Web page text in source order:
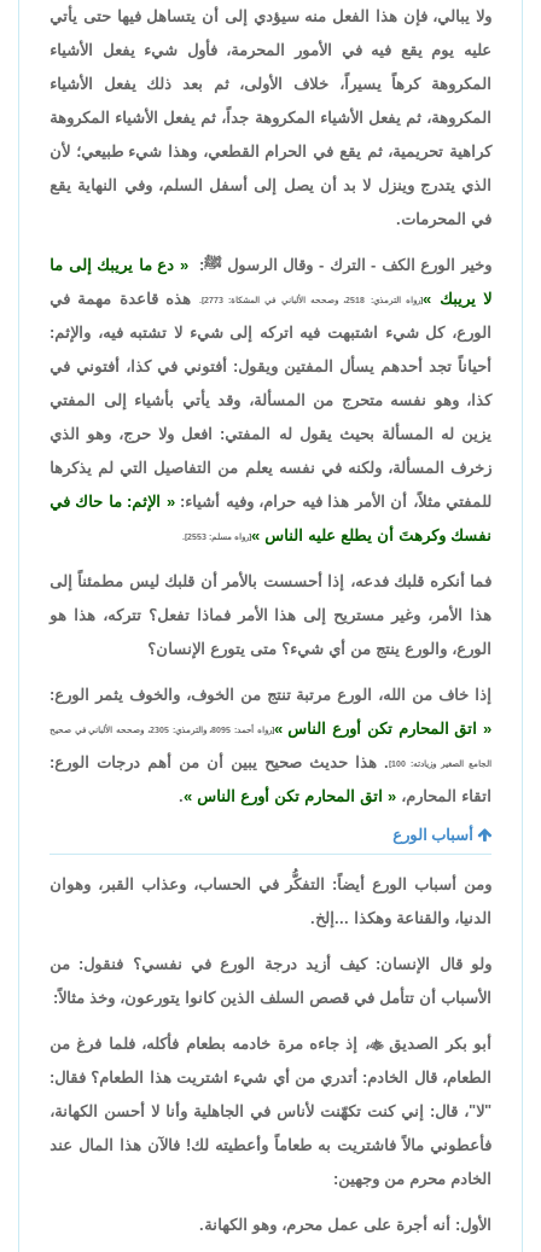
ولا يبالي، فإن هذا الفعل منه سيؤدي إلى أن يتساهل فيها حتى يأتي
عليه يوم يقع فيه في الأمور المحرمة، فأول شيء يفعل الأشياء
المكروهة كرهاً يسيراً، خلاف الأولى، ثم بعد ذلك يفعل الأشياء
المكروهة، ثم يفعل الأشياء المكروهة جداً، ثم يفعل الأشياء المكروهة
كراهية تحريمية، ثم يقع في الحرام القطعي، وهذا شيء طبيعي؛ لأن
الذي يتدرج وينزل لا بد أن يصل إلى أسفل السلم، وفي النهاية يقع
في المحرمات.
وخير الورع الكف - الترك - وقال الرسول ﷺ:
دع ما يريبك إلى ما
لا يريبك
[رواه الترمذي: 2518، وصححه الألباني في المشكاة: 2773].
هذه قاعدة مهمة في
الورع، كل شيء اشتبهت فيه اتركه إلى شيء لا تشتبه فيه، والإثم:
أحياناً تجد أحدهم يسأل المفتين ويقول: أفتوني في كذا، أفتوني في
كذا، وهو نفسه متحرج من المسألة، وقد يأتي بأشياء إلى المفتي
يزين له المسألة بحيث يقول له المفتي: افعل ولا حرج، وهو الذي
زخرف المسألة، ولكنه في نفسه يعلم من التفاصيل التي لم يذكرها
للمفتي مثلاً، أن الأمر هذا فيه حرام، وفيه أشياء:
الإثم: ما حاك في
نفسك وكرهتَ أن يطلع عليه الناس
[رواه مسلم: 2553].
فما أنكره قلبك فدعه، إذا أحسست بالأمر أن قلبك ليس مطمئناً إلى
هذا الأمر، وغير مستريح إلى هذا الأمر فماذا تفعل؟ تتركه، هذا هو
الورع، والورع ينتج من أي شيء؟ متى يتورع الإنسان؟
إذا خاف من الله، الورع مرتبة تنتج من الخوف، والخوف يثمر الورع:
اتق المحارم تكن أورع الناس
[رواه أحمد: 8095، والترمذي: 2305، وصححه الألباني في صحيح
الجامع الصغير وزيادته: 100]
. هذا حديث صحيح يبين أن من أهم درجات الورع:
اتقاء المحارم،
اتق المحارم تكن أورع الناس .
أسباب الورع
ومن أسباب الورع أيضاً: التفكُّر في الحساب، وعذاب القبر، وهوان
الدنيا، والقناعة وهكذا ...إلخ.
ولو قال الإنسان: كيف أزيد درجة الورع في نفسي؟ فنقول: من
الأسباب أن تتأمل في قصص السلف الذين كانوا يتورعون، وخذ مثالاً:
أبو بكر الصديق، إذ جاءه مرة خادمه بطعام فأكله، فلما فرغ من
الطعام، قال الخادم: أتدري من أي شيء اشتريت هذا الطعام؟ فقال:
"لا"، قال: إني كنت تكهّنت لأناس في الجاهلية وأنا لا أحسن الكهانة،
فأعطوني مالاً فاشتريت به طعاماً وأعطيته لك! فالآن هذا المال عند
الخادم محرم من وجهين:
الأول: أنه أجرة على عمل محرم، وهو الكهانة.